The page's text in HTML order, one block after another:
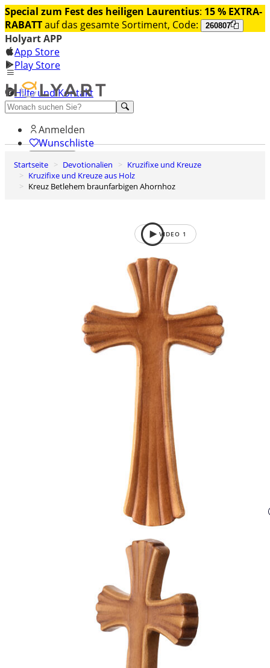
Special zum Fest des heiligen Laurentius: 15 % EXTRA-
RABATTauf das gesamte Sortiment, Code: 260807
Holyart APP
App Store
Play Store
Hilfe und Kontakt
Entdecken Sie Premium
Anmelden
Wunschliste
0
Warenkorb
Startseite Devotionalien
Kruzifixe und Kreuze
Kruzifixe und Kreuze aus Holz
Kreuz Betlehem braunfarbigen Ahornhoz
VIDEO 1